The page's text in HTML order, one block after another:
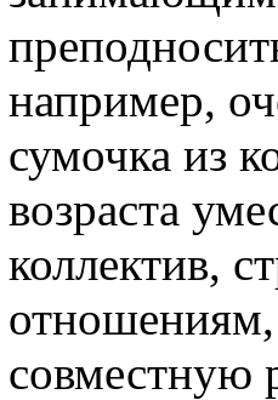
например,
сумочка из
возраста
коллектив,
отношениям,
совместную